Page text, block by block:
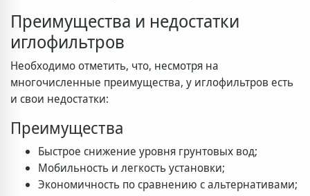
Преимущества и недостатки
иглофильтров
Необходимо отметить, что, несмотря на
многочисленные преимущества, у иглофильтров есть
и свои недостатки:
Преимущества
Быстрое снижение уровня грунтовых вод;
Мобильность и легкость установки;
Экономичность по сравнению с альтернативами;